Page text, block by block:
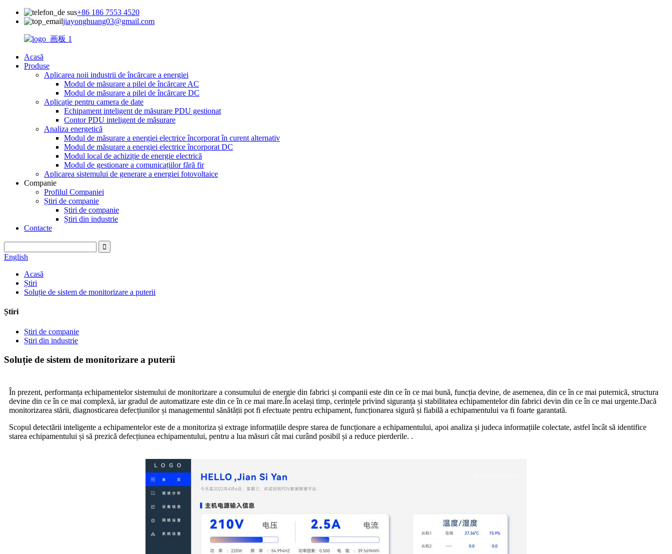
+86 186 7553 4520
jiayonghuang03@gmail.com
Acasă
Produse
Aplicarea noii industrii de încărcare a energiei
Modul de măsurare a pilei de încărcare AC
Modul de măsurare a pilei de încărcare DC
Aplicație pentru camera de date
Echipament inteligent de măsurare PDU gestionat
Contor PDU inteligent de măsurare
Analiza energetică
Modul de măsurare a energiei electrice încorporat în curent alternativ
Modul de măsurare a energiei electrice încorporat DC
Modul local de achiziție de energie electrică
Modul de gestionare a comunicațiilor fără fir
Aplicarea sistemului de generare a energiei fotovoltaice
Companie
Profilul Companiei
Știri de companie
Știri de companie
Știri din industrie
Contacte
English
Acasă
Știri
Soluție de sistem de monitorizare a puterii
Știri
Știri de companie
Știri din industrie
Soluție de sistem de monitorizare a puterii
În prezent, performanța echipamentelor sistemului de monitorizare a consumului de energie din fabrici și companii este din ce în ce mai bună, funcția devine, de asemenea, din ce în ce mai puternică, structura
devine din ce în ce mai complexă, iar gradul de automatizare este din ce în ce mai mare.În același timp, cerințele privind siguranța și stabilitatea echipamentelor din fabrici devin din ce în ce mai urgente.Dacă
monitorizarea stării, diagnosticarea defecțiunilor și managementul sănătății pot fi efectuate pentru echipament, funcționarea sigură și fiabilă a echipamentului va fi foarte garantată.
Scopul detectării inteligente a echipamentelor este de a monitoriza și extrage informațiile despre starea de funcționare a echipamentului, apoi analiza și judeca informațiile colectate, astfel încât să identifice
starea echipamentului și să prezică defecțiunea echipamentului, pentru a lua măsuri cât mai curând posibil și a reduce pierderile. .